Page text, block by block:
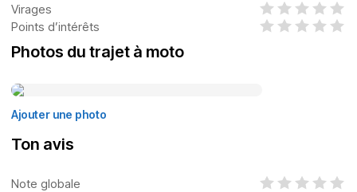
Virages
Points d’intérêts
Photos du trajet à moto
Ajouter une photo
Ton avis
Note globale